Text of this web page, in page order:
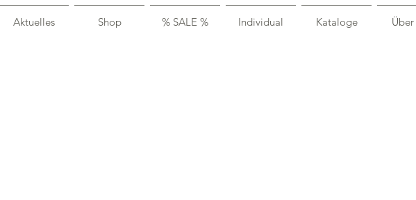
Aktuelles Shop % SALE % Individual Kataloge Über